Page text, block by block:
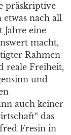
präskriptive
nach all
eine
macht,
Rahmen
reale Freiheit,
und
auch keiner
das
Fresin in